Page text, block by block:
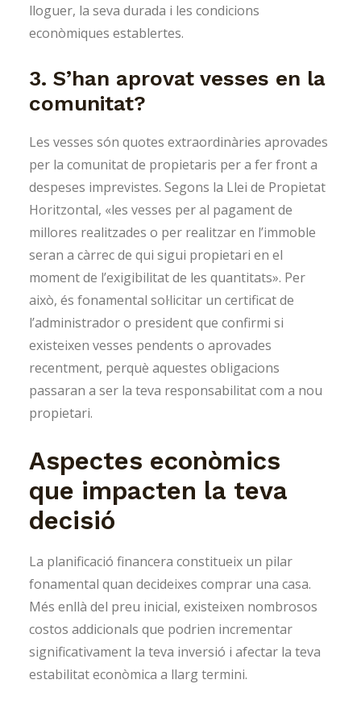
lloguer, la seva durada i les condicions
econòmiques establertes.
3. S’han aprovat vesses en la
comunitat?
Les vesses són quotes extraordinàries aprovades
per la comunitat de propietaris per a fer front a
despeses imprevistes. Segons la Llei de Propietat
Horitzontal, «les vesses per al pagament de
millores realitzades o per realitzar en l’immoble
seran a càrrec de qui sigui propietari en el
moment de l’exigibilitat de les quantitats». Per
això, és fonamental sol·licitar un certificat de
l’administrador o president que confirmi si
existeixen vesses pendents o aprovades
recentment, perquè aquestes obligacions
passaran a ser la teva responsabilitat com a nou
propietari.
Aspectes econòmics
que impacten la teva
decisió
La planificació financera constitueix un pilar
fonamental quan decideixes comprar una casa.
Més enllà del preu inicial, existeixen nombrosos
costos addicionals que podrien incrementar
significativament la teva inversió i afectar la teva
estabilitat econòmica a llarg termini.